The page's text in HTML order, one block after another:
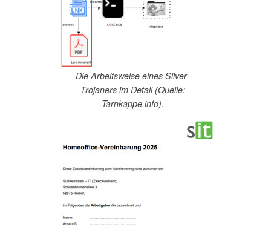
Die Arbeitsweise eines Sliver-
Trojaners im Detail (Quelle:
Tarnkappe.info).